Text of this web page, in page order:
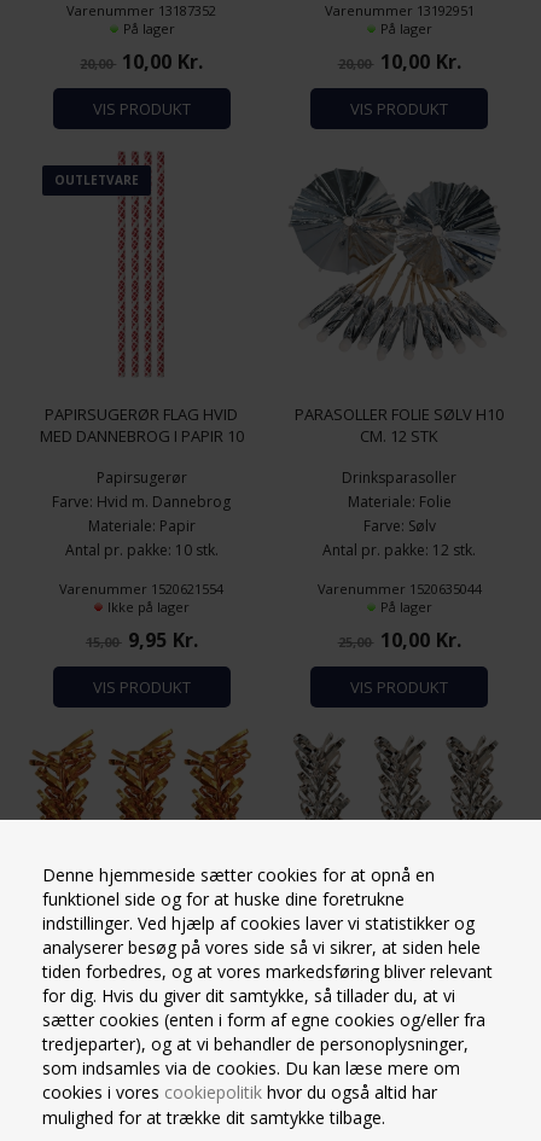
Denne hjemmeside sætter cookies for at opnå en
funktionel side og for at huske dine foretrukne
indstillinger. Ved hjælp af cookies laver vi statistikker og
analyserer besøg på vores side så vi sikrer, at siden hele
tiden forbedres, og at vores markedsføring bliver relevant
for dig. Hvis du giver dit samtykke, så tillader du, at vi
sætter cookies (enten i form af egne cookies og/eller fra
tredjeparter), og at vi behandler de personoplysninger,
som indsamles via de cookies. Du kan læse mere om
cookies i vores cookiepolitik hvor du også altid har
mulighed for at trække dit samtykke tilbage.
Antal pr. pakke: 25 stk.
Varenummer 13187352
På lager
20,00 10,00 Kr.
VIS PRODUKT
Antal pr. pakke: 25 stk.
Varenummer 13192951
På lager
20,00 10,00 Kr.
VIS PRODUKT
OUTLETVARE
PAPIRSUGERØR FLAG HVID
MED DANNEBROG I PAPIR 10
Papirsugerør
Farve: Hvid m. Dannebrog
Materiale: Papir
Antal pr. pakke: 10 stk.
Varenummer 1520621554
Ikke på lager
15,00 9,95 Kr.
VIS PRODUKT
PARASOLLER FOLIE SØLV H10
CM. 12 STK
Drinksparasoller
Materiale: Folie
Farve: Sølv
Antal pr. pakke: 12 stk.
Varenummer 1520635044
På lager
25,00 10,00 Kr.
VIS PRODUKT
PYNTESTICKS FOLIE FOLIE,
GULD, H12 CM, 20 STK
Pyntesticks til mad og drinks
Materiale: Træ og folie
Farve: guld
Antal pr. pakke: 20 stk.
PYNTESTICKS FOLIE FOLIE,
SØLV, H12 CM, 20 STK
Pyntesticks til mad og drinks
Materiale: Træ og folie
Farve: Sølv
Antal pr. pakke: 20 stk.